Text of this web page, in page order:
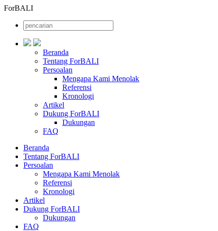
ForBALI
Beranda
Tentang ForBALI
Persoalan
Mengapa Kami Menolak
Referensi
Kronologi
Artikel
Dukung ForBALI
Dukungan
FAQ
Beranda
Tentang ForBALI
Persoalan
Mengapa Kami Menolak
Referensi
Kronologi
Artikel
Dukung ForBALI
Dukungan
FAQ